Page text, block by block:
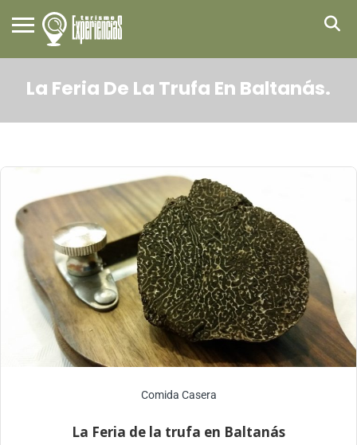
La Feria De La Trufa En Baltanás.
Comida Casera
La Feria de la trufa en Baltanás